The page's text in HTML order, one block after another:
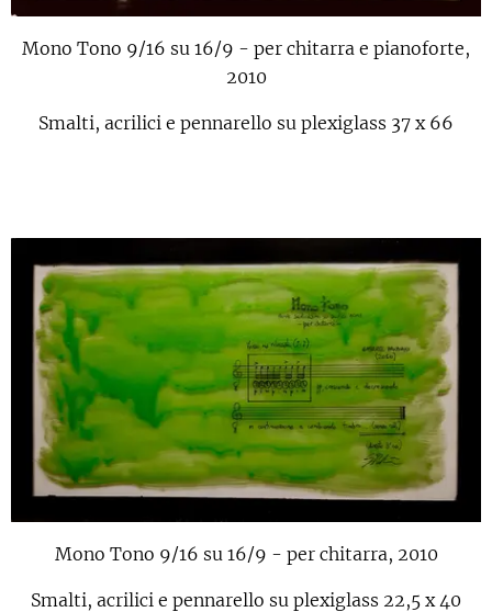
Mono Tono 9/16 su 16/9 - per chitarra e pianoforte,
2010
Smalti, acrilici e pennarello su plexiglass 37 x 66
Mono Tono 9/16 su 16/9 - per chitarra, 2010
Smalti, acrilici e pennarello su plexiglass 22,5 x 40